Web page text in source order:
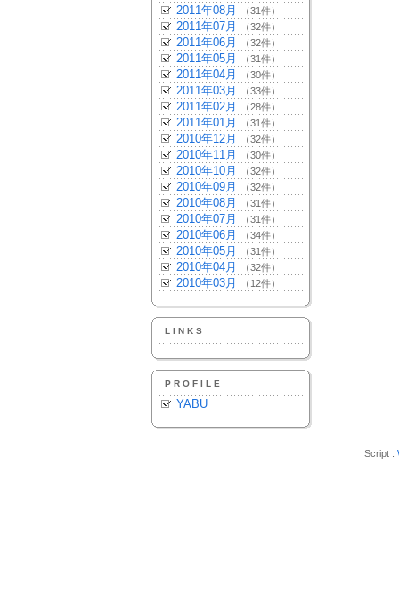
2011年08月 （31件）
2011年07月 （32件）
2011年06月 （32件）
2011年05月 （31件）
2011年04月 （30件）
2011年03月 （33件）
2011年02月 （28件）
2011年01月 （31件）
2010年12月 （32件）
2010年11月 （30件）
2010年10月 （32件）
2010年09月 （32件）
2010年08月 （31件）
2010年07月 （31件）
2010年06月 （34件）
2010年05月 （31件）
2010年04月 （32件）
2010年03月 （12件）
LINKS
PROFILE
YABU
Script :